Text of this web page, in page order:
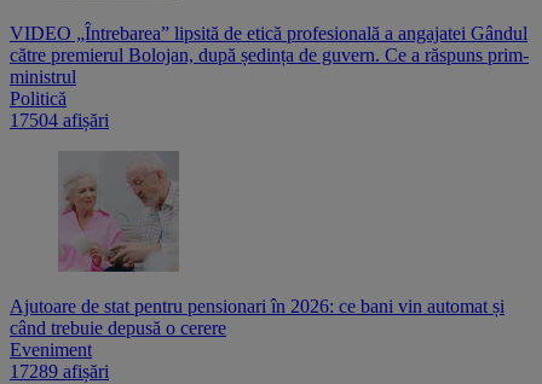
VIDEO „Întrebarea” lipsită de etică profesională a angajatei Gândul
către premierul Bolojan, după ședința de guvern. Ce a răspuns prim-
ministrul
Politică
17504 afișări
Ajutoare de stat pentru pensionari în 2026: ce bani vin automat și
când trebuie depusă o cerere
Eveniment
17289 afișări